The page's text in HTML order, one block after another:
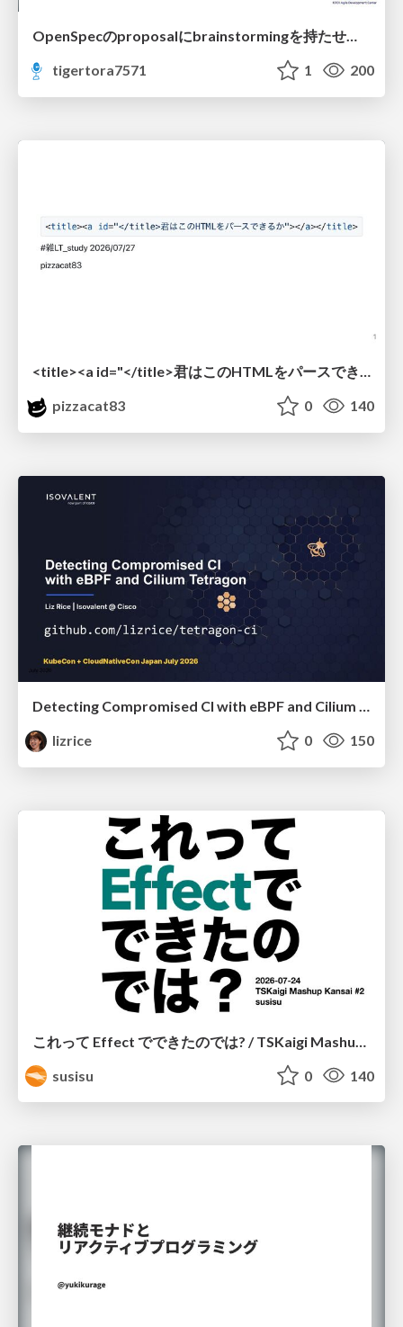
OpenSpecのproposalにbrainstormingを持たせてみた
tigertora7571
1 200
pizzacat83
0 140
Detecting Compromised CI with eBPF and Cilium Tetragon
lizrice
0 150
susisu
0 140